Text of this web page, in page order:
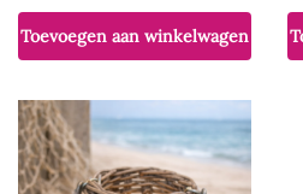
Toevoegen aan winkelwagen